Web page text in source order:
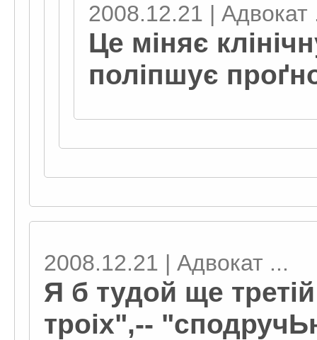
2008.12.21 | Адвокат
Це міняє
поліпшує
2008.12.21 | Адвокат ...
Я б тудой ще
троіх",--